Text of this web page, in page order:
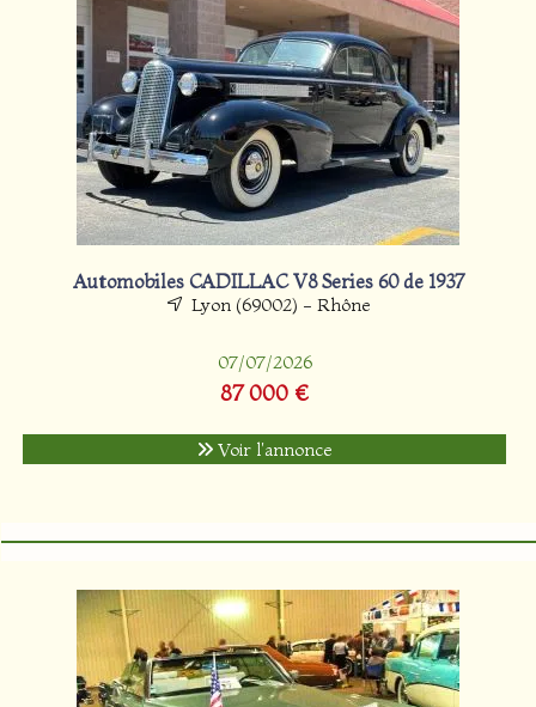
Automobiles CADILLAC V8 Series 60 de 1937
Lyon (69002) - Rhône
07/07/2026
87 000 €
Voir l'annonce